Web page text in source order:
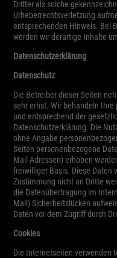
Dritter als solche
Urheberrechtsverletzung
entsprechenden Hinweis. Bei
werden wir derartige Inhalte
Datenschutzerklärung
Datenschutz
Die Betreiber dieser Seiten
sehr ernst. Wir behandeln
und entsprechend der
Datenschutzerklärung. Die
ohne Angabe
Seiten personenbezogene
Mail-Adressen) erhoben
freiwilliger Basis. Diese Daten
Zustimmung nicht an Dritte
die Datenübertragung im
Mail) Sicherheitslücken
Daten vor dem Zugriff durch
Cookies
Die Internetseiten verwenden